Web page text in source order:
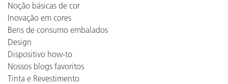
Noção básicas de cor
Inovação em cores
Bens de consumo embalados
Design
Dispositivo how-to
Nossos blogs favoritos
Tinta e Revestimento